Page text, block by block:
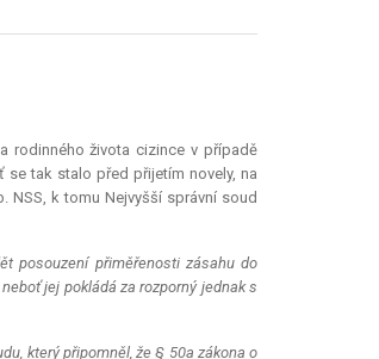
rodinného života cizince v případě
tak stalo před přijetím novely, na
NSS, k tomu Nejvyšší správní soud
posouzení přiměřenosti zásahu do
jej pokládá za rozporný jednak s
který připomněl, že § 50a zákona o